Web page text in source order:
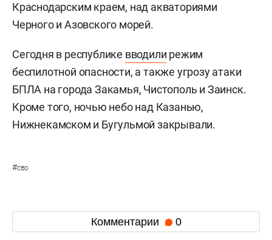
Краснодарским краем, над акваториями
Черного и Азовского морей.
Сегодня в республике вводили режим
беспилотной опасности, а также угрозу атаки
БПЛА на города Закамья, Чистополь и Заинск.
Кроме того, ночью небо над Казанью,
Нижнекамском и Бугульмой закрывали.
#сво
Комментарии 0